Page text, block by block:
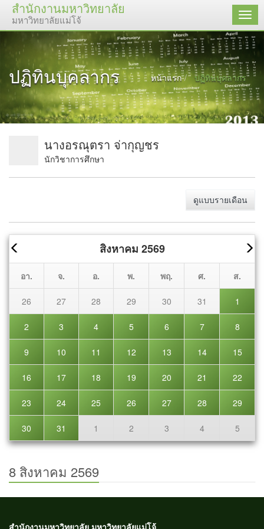
สำนักงานมหาวิทยาลัย
มหาวิทยาลัยแม่โจ้ เมนู
ปฏิทินบุคลากร หน้าแรก ปฏิทินบุคลากร
นางอรณุตรา จ่ากุญชร
นักวิชาการศึกษา
ดูแบบรายเดือน
สิงหาคม 2569
อา. จ. อ. พ. พฤ. ศ. ส.
26 27 28 29 30 31 1
2 3 4 5 6 7 8
9 10 11 12 13 14 15
16 17 18 19 20 21 22
23 24 25 26 27 28 29
30 31 1 2 3 4 5
8 สิงหาคม 2569
สำนักงานมหาวิทยาลัย มหาวิทยาลัยแม่โจ้